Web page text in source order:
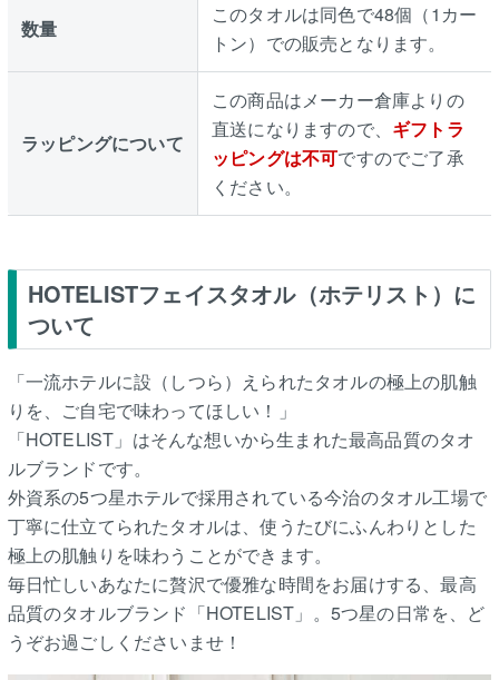
数量
このタオルは同色で48個（1カー
トン）での販売となります。
ラッピングについて
この商品はメーカー倉庫よりの
直送になりますので、 ギフトラ
ッピングは不可ですのでご了承
ください。
HOTELISTフェイスタオル（ホテリスト）に
ついて
「一流ホテルに設（しつら）えられたタオルの極上の肌触
りを、ご自宅で味わってほしい！」
「HOTELIST」はそんな想いから生まれた最高品質のタオ
ルブランドです。
外資系の5つ星ホテルで採用されている今治のタオル工場で
丁寧に仕立てられたタオルは、使うたびにふんわりとした
極上の肌触りを味わうことができます。
毎日忙しいあなたに贅沢で優雅な時間をお届けする、最高
品質のタオルブランド「HOTELIST」。5つ星の日常を、ど
うぞお過ごしくださいませ！